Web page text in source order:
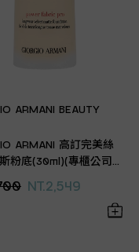
ARMANI BEAUTY
ARMANI 高訂完美絲
粉底(30ml)(專櫃公司
NT.2,549